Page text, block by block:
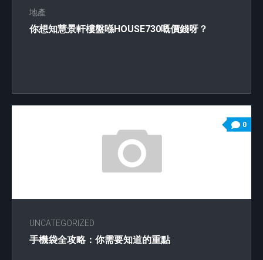
地產
你想知慧景軒樓盤喺HOUSE730嘅價錢呀？
0
UNCATEGORIZED
手機袋全攻略：你需要知道的重點